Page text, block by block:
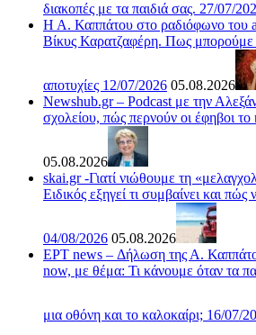
διακοπές με τα παιδιά σας. 27/07/
Η Α. Καππάτου στο ραδιόφωνο του
Βίκυς Καρατζαφέρη. Πως μπορούμε
αποτυχίες 12/07/2026 05.08.2026
Newshub.gr – Podcast με την
σχολείου, πώς περνούν οι έφηβοι
05.08.2026
skai.gr -Γιατί νιώθουμε τη
Ειδικός εξηγεί τι συμβαίνει και πώς
04/08/2026 05.08.2026
ΕΡΤ news – Δήλωση της Α.
now, με θέμα: Τι κάνουμε όταν τα
μια οθόνη και το καλοκαίρι; 16/07/